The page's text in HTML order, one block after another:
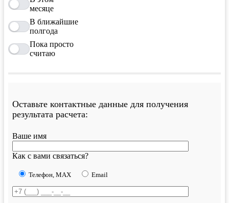
месяце
В ближайшие
полгода
Пока просто
считаю
Оставьте контактные данные для получения
результата расчета:
Ваше имя
Как с вами связаться?
Телефон, MAX Email